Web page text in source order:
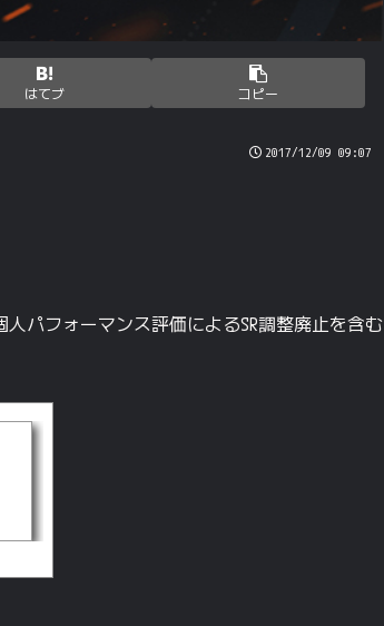
はてブ コピー
2017/12/09 09:07
パフォーマンス評価によるSR調整廃止を含む